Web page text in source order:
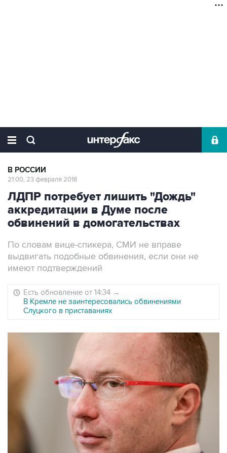
В РОССИИ
21:00, 23 февраля 2018
ЛДПР потребует лишить "Дождь"
аккредитации в Думе после
обвинений в домогательствах
По словам вице-спикера, СМИ не вправе
выдвигать подобные обвинения, если они не
имеют подтверждений
Есть обновление от 14:34 →
В Кремле не заинтересовались обвинениями
Слуцкого в приставаниях